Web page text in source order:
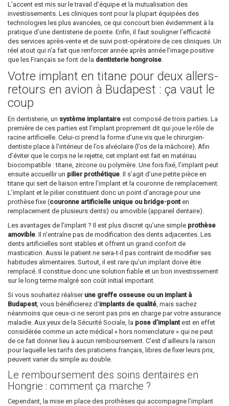
L’accent est mis sur le travail d’équipe et la mutualisation des
investissements. Les cliniques sont pour la plupart équipées des
technologies les plus avancées, ce qui concourt bien évidemment à la
pratique d’une dentisterie de pointe. Enfin, il faut souligner l’efficacité
des services après-vente et de suivi post-opératoire de ces cliniques. Un
réel atout qui n’a fait que renforcer année après année l’image positive
que les Français se font de la dentisterie hongroise.
Votre implant en titane pour deux allers-
retours en avion à Budapest : ça vaut le
coup
En dentisterie, un système implantaire est composé de trois parties. La
première de ces parties est l’implant proprement dit qui joue le rôle de
racine artificielle. Celui-ci prend la forme d’une vis que le chirurgien-
dentiste place à l’intérieur de l’os alvéolaire (l’os de la mâchoire). Afin
d’éviter que le corps ne le rejette, cet implant est fait en matériau
biocompatible : titane, zircone ou polymère. Une fois fixé, l’implant peut
ensuite accueillir un pilier prothétique. Il s’agit d’une petite pièce en
titane qui sert de liaison entre l’implant et la couronne de remplacement.
L’implant et le pilier constituent donc un point d’ancrage pour une
prothèse fixe (couronne artificielle unique ou bridge-ponten
remplacement de plusieurs dents) ou amovible (appareil dentaire).
Les avantages de l’implant ? Il est plus discret qu’une simple prothèse
amovible. Il n’entraîne pas de modification des dents adjacentes. Les
dents artificielles sont stables et offrent un grand confort de
mastication. Aussi le patient ne sera-t-il pas contraint de modifier ses
habitudes alimentaires. Surtout, il est rare qu’un implant doive être
remplacé. Il constitue donc une solution fiable et un bon investissement
sur le long terme malgré son coût initial important.
Si vous souhaitez réaliser une greffe osseuse ou un implant à
Budapest, vous bénéficierez d’implants de qualité, mais sachez
néanmoins que ceux-ci ne seront pas pris en charge par votre assurance
maladie. Aux yeux de la Sécurité Sociale, la pose d’implantest en effet
considérée comme un acte médical « hors nomenclature » qui ne peut
de ce fait donner lieu à aucun remboursement. C’est d’ailleurs la raison
pour laquelle les tarifs des praticiens français, libres de fixer leurs prix,
peuvent varier du simple au double.
Le remboursement des soins dentaires en
Hongrie : comment ça marche ?
Cependant, la mise en place des prothèses qui accompagne l’implant